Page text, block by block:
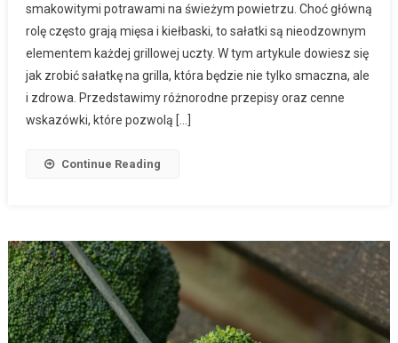
smakowitymi potrawami na świeżym powietrzu. Choć główną
rolę często grają mięsa i kiełbaski, to sałatki są nieodzownym
elementem każdej grillowej uczty. W tym artykule dowiesz się
jak zrobić sałatkę na grilla, która będzie nie tylko smaczna, ale
i zdrowa. Przedstawimy różnorodne przepisy oraz cenne
wskazówki, które pozwolą […]
Continue Reading